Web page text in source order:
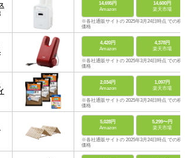
14,695円
Amazon
14,600円
楽天市場
※各社通販サイトの 2025年3月24日時点 での税
価格
4,420円
Amazon
4,378円
楽天市場
※各社通販サイトの 2025年3月24日時点 での税
価格
2,034円
Amazon
1,097円
楽天市場
※各社通販サイトの 2025年3月24日時点 での税
価格
5,028円
Amazon
5,299〜円
楽天市場
※各社通販サイトの 2025年3月24日時点 での税
価格